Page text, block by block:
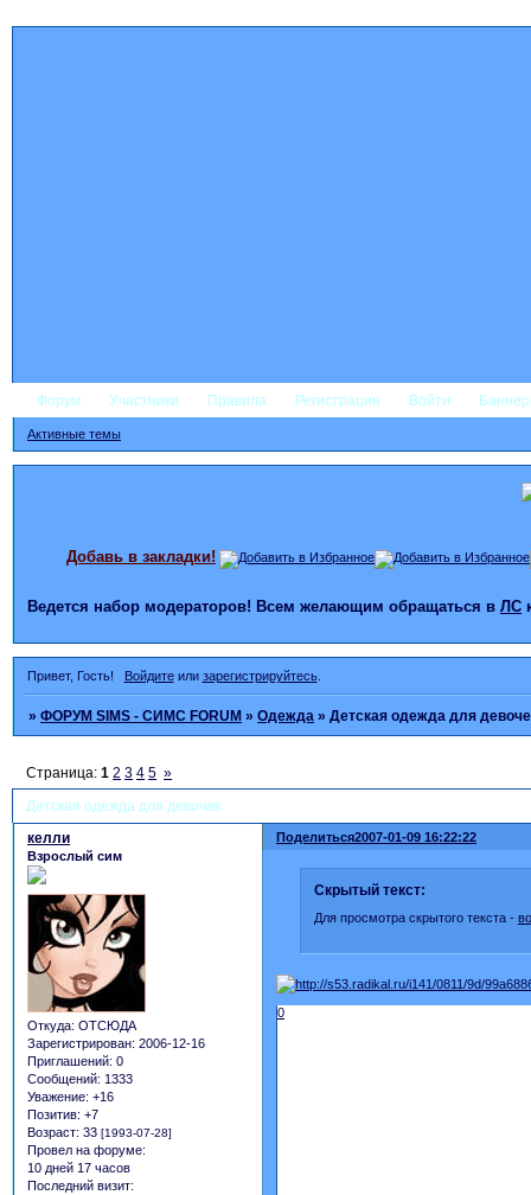
Форум Участники Правила Регистрация Войти
Активные темы
Добавь в закладки!
Ведется набор модераторов! Всем желающим обращаться в ЛС
Привет, Гость! Войдитеили зарегистрируйтесь.
»ФОРУМ SIMS - СИМС FORUM »Одежда »Детская одежда для
Детская одежда для девочек
Страница:1 2 3 4 5 »
Поделиться2007-01-09 16:22:22
келли
Взрослый сим
Откуда: ОТСЮДА
Зарегистрирован: 2006-12-16
Приглашений: 0
Сообщений: 1333
Уважение: +16
Позитив: +7
Возраст: 33 [1993-07-28]
Провел на форуме:
10 дней 17 часов
Последний визит:
Скрытый текст:
Для просмотра скрытого текста -
0